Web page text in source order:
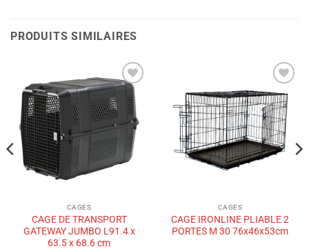
PRODUITS SIMILAIRES
Ajouter
à la liste
de
souhaits
CAGES
CAGE DE TRANSPORT
GATEWAY JUMBO L91.4 x
63.5 x 68.6 cm
Ajouter
à la liste
de
souhaits
CAGES
CAGE IRONLINE PLIABLE 2
PORTES M 30 76x46x53cm